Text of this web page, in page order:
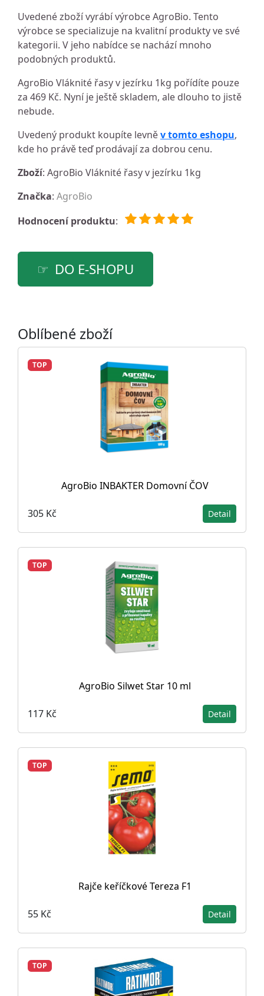
Uvedené zboží vyrábí výrobce AgroBio. Tento
výrobce se specializuje na kvalitní produkty ve své
kategorii. V jeho nabídce se nachází mnoho
podobných produktů.
AgroBio Vláknité řasy v jezírku 1kg pořídíte pouze
za 469 Kč. Nyní je ještě skladem, ale dlouho to jistě
nebude.
Uvedený produkt koupíte levněv tomto eshopu,
kde ho právě teď prodávají za dobrou cenu.
Zboží: AgroBio Vláknité řasy v jezírku 1kg
Značka: AgroBio
Hodnocení produktu:
DO E-SHOPU
Oblíbené zboží
TOP
AgroBio INBAKTER Domovní ČOV
305 Kč Detail
TOP
AgroBio Silwet Star 10 ml
117 Kč Detail
TOP
Rajče keříčkové Tereza F1
55 Kč Detail
TOP